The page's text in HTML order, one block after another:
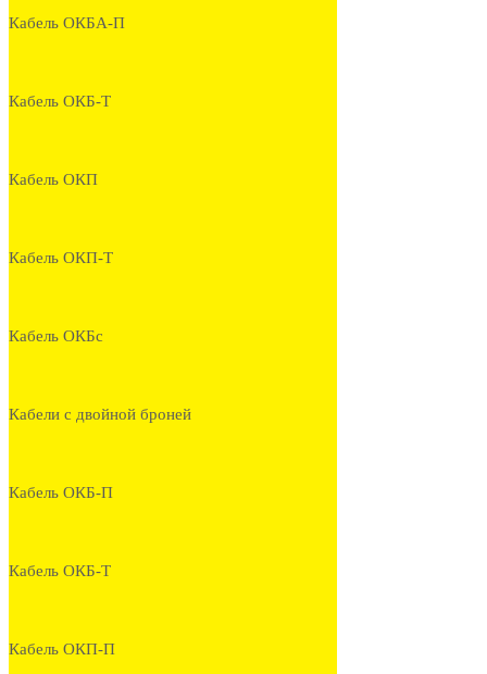
Кабель ОКБА-П
Кабель ОКБ-Т
Кабель ОКП
Кабель ОКП-Т
Кабель ОКБс
Кабели с двойной броней
Кабель ОКБ-П
Кабель ОКБ-Т
Кабель ОКП-П